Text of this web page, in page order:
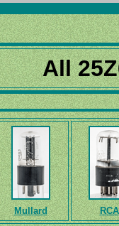
All
Mullard RCA